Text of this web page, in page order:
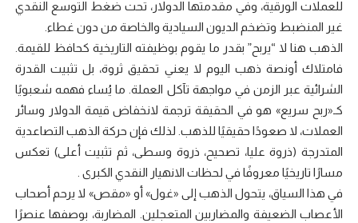
للعملات الورقية، وفي مقدمتها الدولار، تحت ضغط التوسع النقدي
غير المنضبط وتضخم الديون السيادية والخاصة من دون غطاء.
الذهب هنا لا “يربح” بقدر ما يقوم بوظيفته التاريخية كحافظ للقيمة.
فامتلاك أونصة ذهب اليوم لا يعني تحقيق ثروة، بل تثبيت القدرة
الشرائية عبر الزمن في مواجهة تآكل العملة. ما يُساء فهمه شعبويًا
كـ«ربح سريع» هو في الحقيقة ترجمة لانخفاض قيمة الدولار وسائر
العملات، لا صعودًا حقيقيًا للذهب. لذلك فإن حركة الذهب التصاعدية
المتدرجة (ذروة عليا، تصحيح، ذروة وسطى، ثم تثبيت أعلى) تعكس
مسارًا تاريخيًا معروفًا في لحظات الانهيار النقدي الكبرى .
في هذا السياق، يتحول الذهب إلى «غول» أو «مقص» لا يرحم أصحاب
الأعصاب الضعيفة والمضاربين المتعجلين. المضاربة، بوصفها عنصرًا